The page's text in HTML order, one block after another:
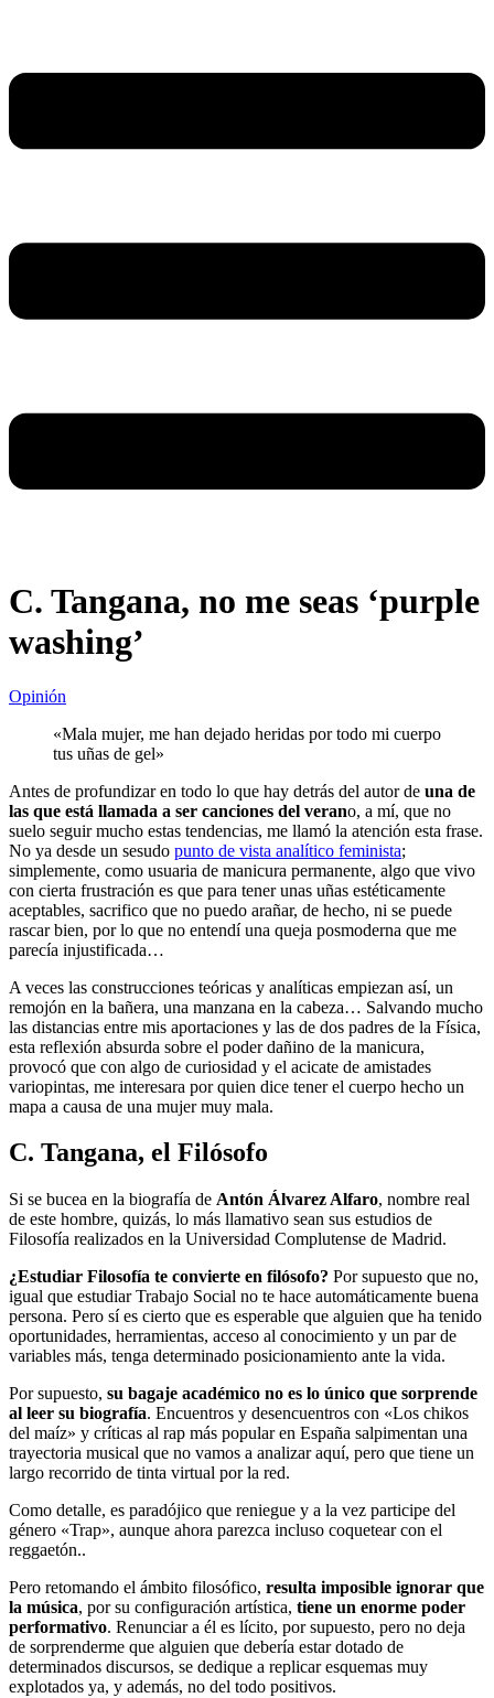
C. Tangana, no me seas ‘purple
washing’
Opinión
«Mala mujer, me han dejado heridas por todo mi cuerpo
tus uñas de gel»
Antes de profundizar en todo lo que hay detrás del autor de una de
las que está llamada a ser canciones del verano, a mí, que no
suelo seguir mucho estas tendencias, me llamó la atención esta frase.
No ya desde un sesudo punto de vista analítico feminista;
simplemente, como usuaria de manicura permanente, algo que vivo
con cierta frustración es que para tener unas uñas estéticamente
aceptables, sacrifico que no puedo arañar, de hecho, ni se puede
rascar bien, por lo que no entendí una queja posmoderna que me
parecía injustificada…
A veces las construcciones teóricas y analíticas empiezan así, un
remojón en la bañera, una manzana en la cabeza… Salvando mucho
las distancias entre mis aportaciones y las de dos padres de la Física,
esta reflexión absurda sobre el poder dañino de la manicura,
provocó que con algo de curiosidad y el acicate de amistades
variopintas, me interesara por quien dice tener el cuerpo hecho un
mapa a causa de una mujer muy mala.
C. Tangana, el Filósofo
Si se bucea en la biografía de Antón Álvarez Alfaro, nombre real
de este hombre, quizás, lo más llamativo sean sus estudios de
Filosofía realizados en la Universidad Complutense de Madrid.
¿Estudiar Filosofía te convierte en filósofo? Por supuesto que no,
igual que estudiar Trabajo Social no te hace automáticamente buena
persona. Pero sí es cierto que es esperable que alguien que ha tenido
oportunidades, herramientas, acceso al conocimiento y un par de
variables más, tenga determinado posicionamiento ante la vida.
Por supuesto, su bagaje académico no es lo único que sorprende
al leer su biografía. Encuentros y desencuentros con «Los chikos
del maíz» y críticas al rap más popular en España salpimentan una
trayectoria musical que no vamos a analizar aquí, pero que tiene un
largo recorrido de tinta virtual por la red.
Como detalle, es paradójico que reniegue y a la vez participe del
género «Trap», aunque ahora parezca incluso coquetear con el
reggaetón..
Pero retomando el ámbito filosófico, resulta imposible ignorar que
la música, por su configuración artística, tiene un enorme poder
performativo. Renunciar a él es lícito, por supuesto, pero no deja
de sorprenderme que alguien que debería estar dotado de
determinados discursos, se dedique a replicar esquemas muy
explotados ya, y además, no del todo positivos.